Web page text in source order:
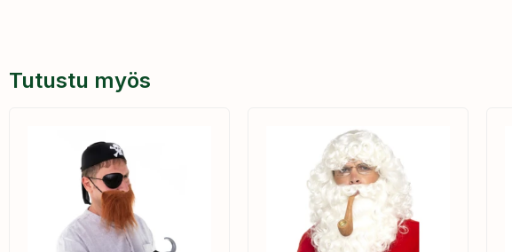
Tutustu myös